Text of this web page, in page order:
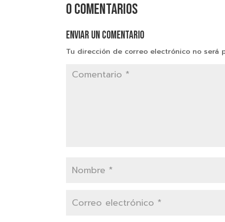
0 comentarios
Enviar un comentario
Tu dirección de correo electrónico no será